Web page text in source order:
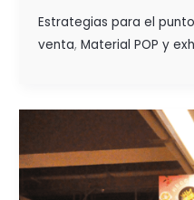
Estrategias para el
venta, Material POP y
EL